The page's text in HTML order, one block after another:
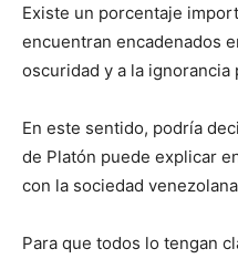
Existe un porcentaje
encuentran encadenados
oscuridad y a la ignorancia
En este sentido, podría
de Platón puede explicar
con la sociedad
Para que todos lo tengan